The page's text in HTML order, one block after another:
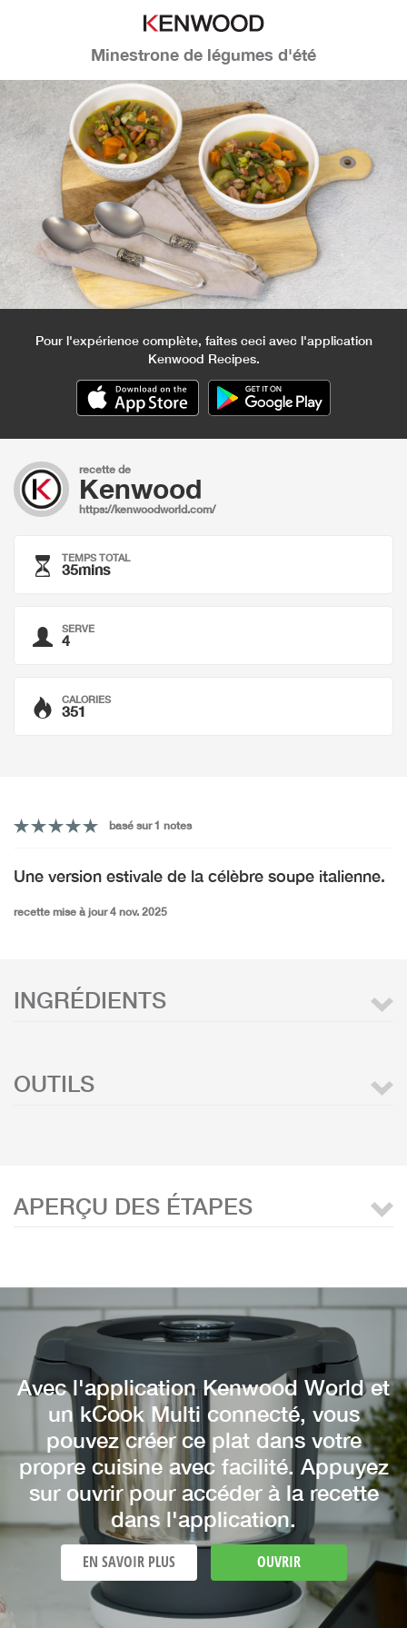
Minestrone de légumes d'été
Pour l'expérience complète, faites ceci avec l'application
Kenwood Recipes.
recette de
Kenwood
https://kenwoodworld.com/
TEMPS TOTAL
35mins
SERVE
4
CALORIES
351
basé sur 1 notes
Une version estivale de la célèbre soupe italienne.
recette mise à jour 4 nov. 2025
INGRÉDIENTS
OUTILS
APERÇU DES ÉTAPES
Avec l'application Kenwood World et
un kCook Multi connecté, vous
pouvez créer ce plat dans votre
propre cuisine avec facilité. Appuyez
sur ouvrir pour accéder à la recette
dans l'application.
EN SAVOIR PLUS OUVRIR